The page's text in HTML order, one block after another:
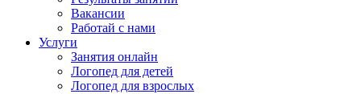
Вакансии
Работай с нами
Услуги
Занятия онлайн
Логопед для детей
Логопед для взрослых